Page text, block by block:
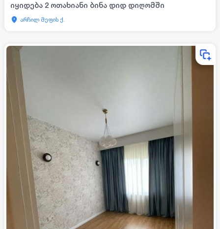
იყიდება 2 ოთახიანი ბინა დიდ დიღომში
არჩილ მეფის ქ.